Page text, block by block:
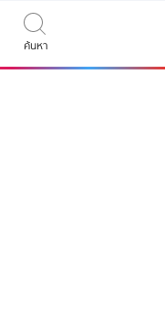
ค้นหา